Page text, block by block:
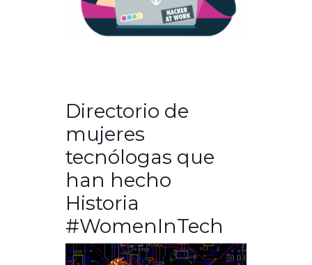
Directorio de
mujeres
tecnólogas que
han hecho
Historia
#WomenInTech